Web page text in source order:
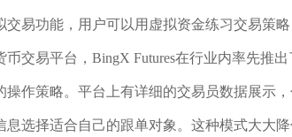
易功能，用户可以用虚拟资金练习交易策
币交易平台，BingX Futures在行业内率先推
操作策略。平台上有详细的交易员数据展示
息选择适合自己的跟单对象。这种模式大大